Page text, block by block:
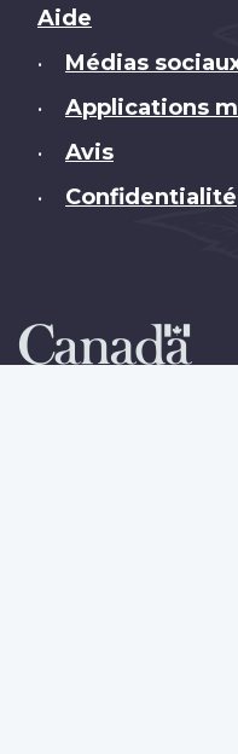
Brand
Aide
• Médias
• Applications
• Avis
• Confidentialité